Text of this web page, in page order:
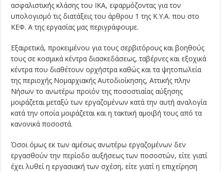
ασφαλιστικής κλάσης του ΙΚΑ, εφαρμόζοντας για τον
υπολογισμό τις διατάξεις του άρθρου 1 της Κ.Υ.Α. που στο
ΚΕΦ. Α της εργασίας μας περιγράφουμε.
Εξαιρετικά, προκειμένου για τους σερβιτόρους και βοηθούς
τους σε κοσμικά κέντρα διασκεδάσεως, ταβέρνες και εξοχικά
κέντρα που διαθέτουν ορχήστρα καθώς και τα ψητοπωλεία
της περιοχής Νομαρχιακής Αυτοδιοίκησης, Αττικής πλην
Νήσων το ανωτέρω προϊόν της ποσοστιαίας αύξησης
μοιράζεται μεταξύ των εργαζομένων κατά την αυτή αναλογία
κατά την οποία μοιράζεται και η τακτική αμοιβή τους από τα
κανονικά ποσοστά.
Όσοι όμως εκ των αμέσως ανωτέρω εργαζομένων δεν
εργασθούν την περίοδο αυξήσεως των ποσοστών, είτε γιατί
έχει λυθεί η εργασιακή των σχέση, είτε γιατί η επιχείρηση